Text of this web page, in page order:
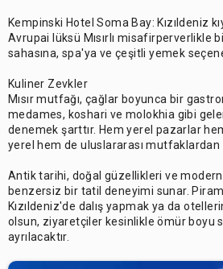
Kempinski Hotel Soma Bay: Kızıldeniz
Avrupai lüksü Mısırlı misafirperverlikle
sahasına, spa'ya ve çeşitli yemek
Kuliner Zevkler
Mısır mutfağı, çağlar boyunca bir
medames, koshari ve molokhia gibi
denemek şarttır. Hem yerel pazarlar
yerel hem de uluslararası
Antik tarihi, doğal güzellikleri ve modern
benzersiz bir tatil deneyimi sunar.
Kızıldeniz'de dalış yapmak ya da
olsun, ziyaretçiler kesinlikle ömür boyu
ayrılacaktır.